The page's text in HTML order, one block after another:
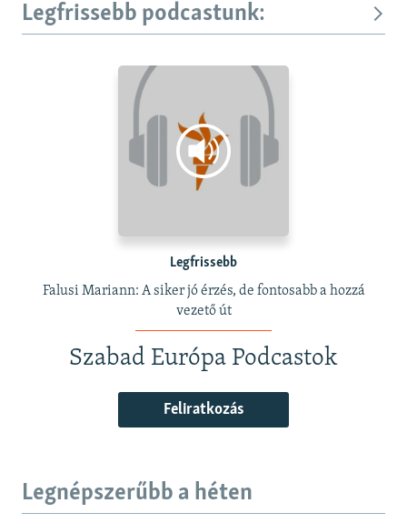
Legfrissebb podcastunk:
Legfrissebb
Falusi Mariann: A siker jó érzés, de fontosabb a hozzá
vezető út
Szabad Európa Podcastok
Feliratkozás
Legnépszerűbb a héten